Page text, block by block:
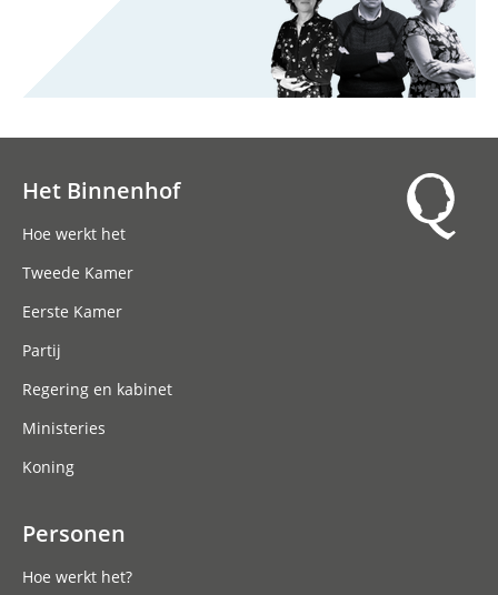
Het Binnenhof
Hoe werkt het
Tweede Kamer
Eerste Kamer
Partij
Regering en kabinet
Ministeries
Koning
Personen
Hoe werkt het?